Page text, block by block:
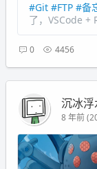
#Git #FTP #备
了，VSCode +
0 4456
沉冰浮
8 年前